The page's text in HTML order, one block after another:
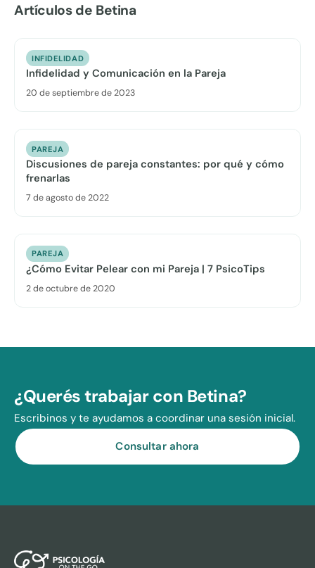
Artículos de Betina
INFIDELIDAD
Infidelidad y Comunicación en la Pareja
20 de septiembre de 2023
PAREJA
Discusiones de pareja constantes: por qué y cómo
frenarlas
7 de agosto de 2022
PAREJA
¿Cómo Evitar Pelear con mi Pareja | 7 PsicoTips
2 de octubre de 2020
¿Querés trabajar con Betina?
Escribinos y te ayudamos a coordinar una sesión inicial.
Consultar ahora